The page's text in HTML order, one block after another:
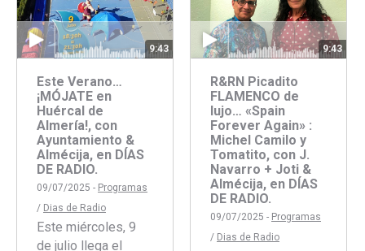
9:43
Este Verano…
¡MÓJATE en
Huércal de
Almería!, con
Ayuntamiento &
Almécija, en DÍAS
DE RADIO.
09/07/2025 - Programas
/ Dias de Radio
Este miércoles, 9
de julio llega el
9:43
R&RN Picadito
FLAMENCO de
lujo… «Spain
Forever Again» :
Michel Camilo y
Tomatito, con J.
Navarro + Joti &
Almécija, en DÍAS
DE RADIO.
09/07/2025 - Programas
/ Dias de Radio